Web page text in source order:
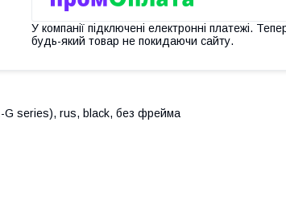
У компанії підключені електронні платежі.
будь-який товар не покидаючи сайту.
G series), rus, black, без фрейма